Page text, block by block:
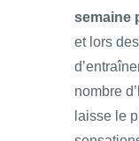
semaine
et lors
nombre
laisse le